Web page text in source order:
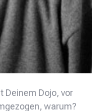
Deinem Dojo, vor
warum?